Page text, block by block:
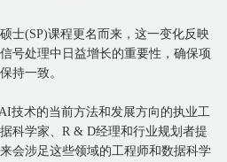
士(SP)课程更名而来，这一变化反映
号处理中日益增长的重要性，确保项
持一致。
技术的当前方法和发展方向的执业工
科学家、R & D经理和行业规划者提
会涉足这些领域的工程师和数据科学